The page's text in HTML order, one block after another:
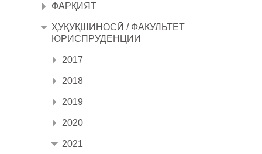
ФАРҚИЯТ
ҲУҚУҚШИНОСӢ / ФАКУЛЬТЕТ
ЮРИСПРУДЕНЦИИ
2017
2018
2019
2020
2021